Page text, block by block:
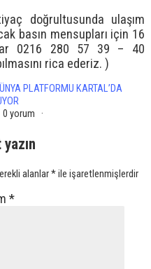
doğrultusunda ulaşım
basın mensupları için 16
0216 280 57 39 – 40
rica ederiz. )
PLATFORMU KARTAL’DA
yorum ·
alanlar*ile işaretlenmişlerdir
*